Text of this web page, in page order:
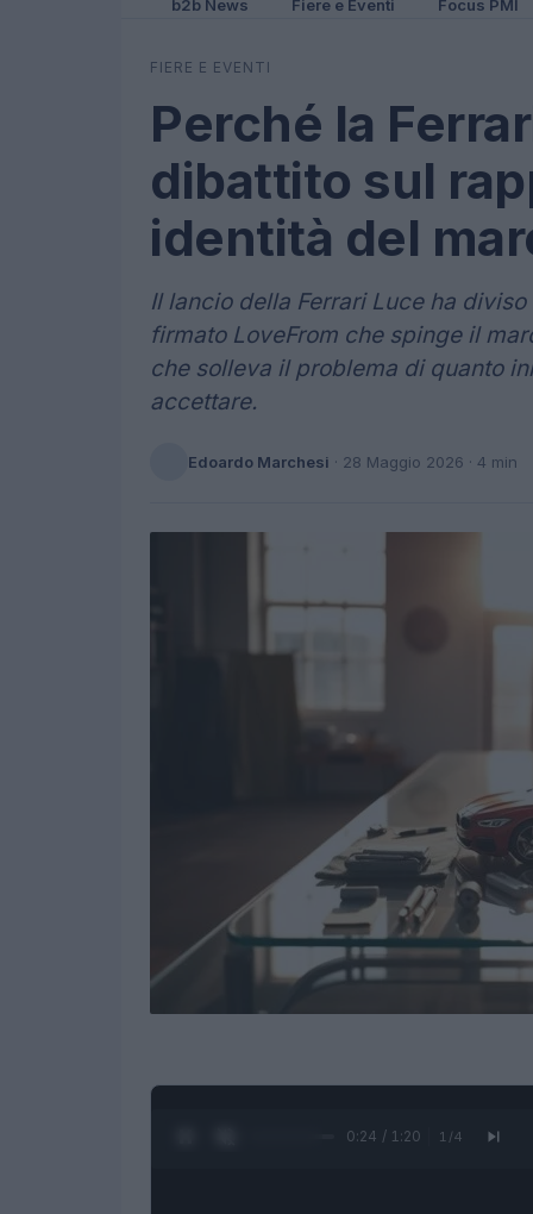
b2b News Fiere e Eventi Focus PMI
FIERE E EVENTI
Perché la
dibattito sul
identità del
Il lancio della Ferrari Luce ha
firmato LoveFrom che spinge il
che solleva il problema di quanto
accettare.
Edoardo Marchesi · 28 Maggio 2026 · 4 min
0:25 / 1:20 1 /4